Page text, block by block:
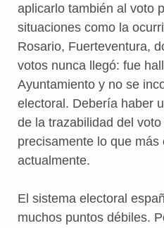
aplicarlo también al voto
situaciones como la
Rosario, Fuerteventura,
votos nunca llegó: fue
Ayuntamiento y no se
electoral. Debería haber
de la trazabilidad del
precisamente lo que más
actualmente.
El sistema electoral
muchos puntos débiles.